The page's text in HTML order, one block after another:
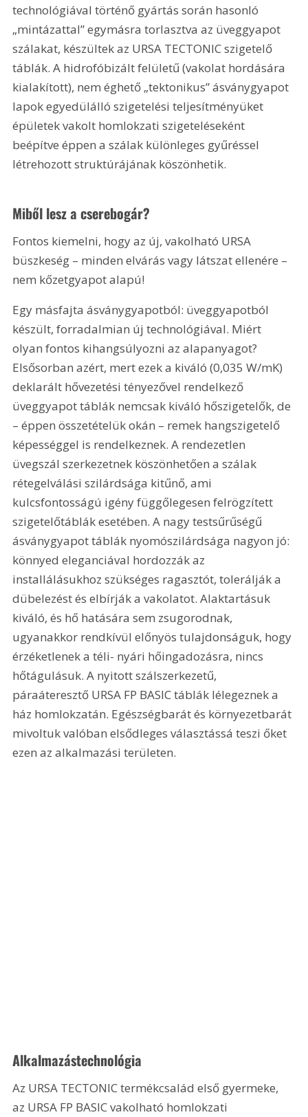
technológiával történő gyártás során hasonló
„mintázattal” egymásra torlasztva az üveggyapot
szálakat, készültek az URSA TECTONIC szigetelő
táblák. A hidrofóbizált felületű (vakolat hordására
kialakított), nem éghető „tektonikus” ásványgyapot
lapok egyedülálló szigetelési teljesítményüket
épületek vakolt homlokzati szigetelé­seként
beépítve éppen a szálak különleges gyűréssel
létrehozott struktúrájának köszönhetik.
Miből lesz a cserebogár?
Fontos kiemelni, hogy az új, vakolható URSA
büszkeség – minden elvárás vagy látszat ellenére –
nem kőzetgyapot alapú!
Egy másfajta ásványgyapotból: üveggyapotból
készült, forradalmian új technológiával. Miért
olyan fontos kihangsúlyozni az alapanyagot?
Elsősorban azért, mert ezek a kiváló (0,035 W/mK)
deklarált hővezetési tényezővel rendelkező
üveggyapot táblák nemcsak kiváló hőszigetelők, de
– éppen összetételük okán – remek hangszigetelő
képességgel is rendelkeznek. A rendezetlen
üvegszál szerkezetnek köszönhetően a szálak
rétegelválási szilárdsága kitűnő, ami
kulcsfontosságú igény függőlegesen felrögzített
szigetelőtáblák esetében. A nagy testsűrűségű
ásványgyapot táblák nyomószilárdsága nagyon jó:
könnyed eleganciával hordozzák az
installálásukhoz szükséges ragasztót, tolerálják a
dübelezést és elbírják a vakolatot. Alaktartásuk
kiváló, és hő hatására sem zsugorodnak,
ugyanakkor rendkívül előnyös tulajdonságuk, hogy
érzéketlenek a téli- nyári hőingadozásra, nincs
hőtágulásuk. A nyitott szálszerkezetű,
páraáteresztő URSA FP BASIC táblák lélegeznek a
ház homlokzatán. Egészségbarát és környezetbarát
mivoltuk valóban elsődleges választássá teszi őket
ezen az alkalmazási területen.
Alkalmazástechnológia
Az URSA TECTONIC termékcsalád első gyermeke,
az URSA FP BASIC vakolható homlokzati